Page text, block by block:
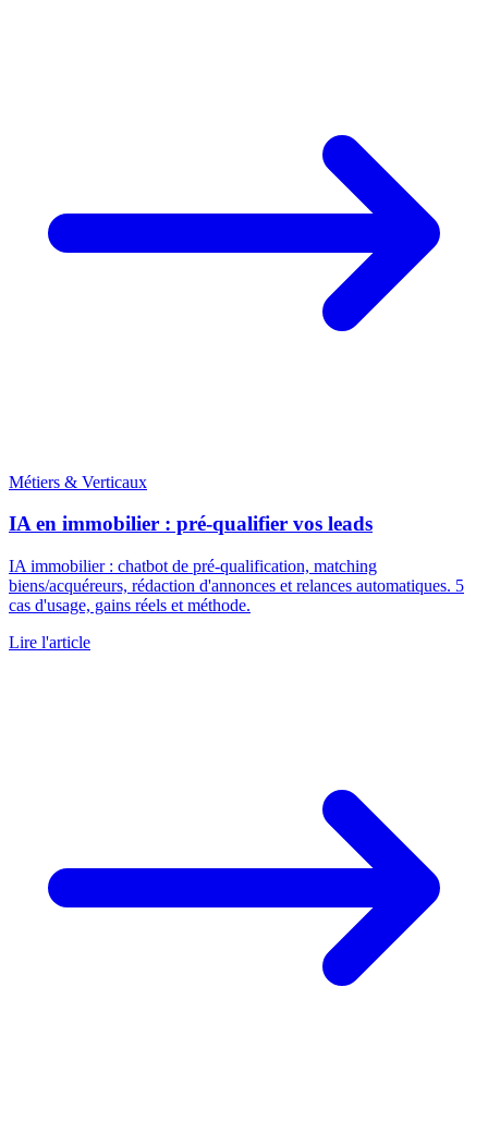
Métiers & Verticaux
IA en immobilier : pré-qualifier vos leads
IA immobilier : chatbot de pré-qualification, matching
biens/acquéreurs, rédaction d'annonces et relances automatiques. 5
cas d'usage, gains réels et méthode.
Lire l'article